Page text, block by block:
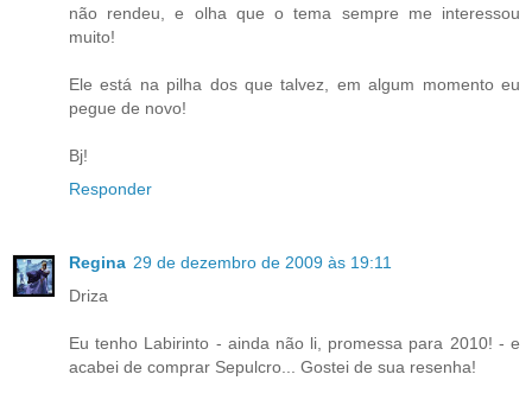
não rendeu, e olha que o tema sempre me interessou
muito!
Ele está na pilha dos que talvez, em algum momento eu
pegue de novo!
Bj!
Responder
Regina 29 de dezembro de 2009 às 19:11
Driza
Eu tenho Labirinto - ainda não li, promessa para 2010! - e
acabei de comprar Sepulcro... Gostei de sua resenha!